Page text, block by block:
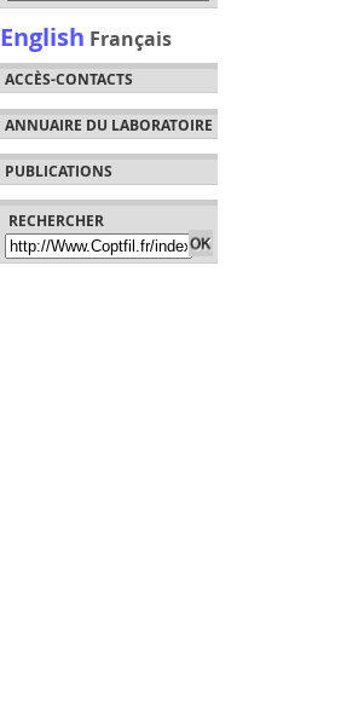
English Français
ACCÈS-CONTACTS
ANNUAIRE DU LABORATOIRE
PUBLICATIONS
RECHERCHER